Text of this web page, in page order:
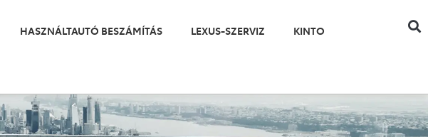
HASZNÁLTAUTÓ BESZÁMÍTÁS LEXUS-SZERVIZ KINTO